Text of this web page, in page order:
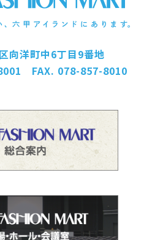
向洋町中6丁目9番地
FAX. 078-857-8010